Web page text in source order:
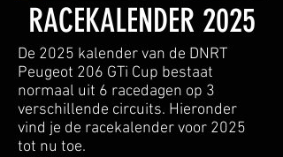
RACEKALENDER 2025
De 2025 kalender van de DNRT
Peugeot 206 GTi Cup bestaat
normaal uit 6 racedagen op 3
verschillende circuits. Hieronder
vind je de racekalender voor 2025
tot nu toe.